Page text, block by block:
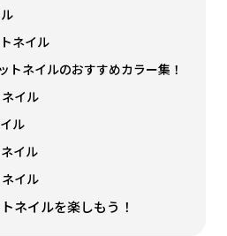
ネイル
トネイルのおすすめカラー集！
イル
ル
イル
イル
ネイルを楽しもう！